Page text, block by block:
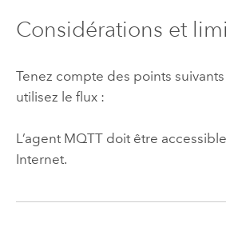
Considérations et
Tenez compte des points
utilisez le flux :
L’agent MQTT doit être
Internet.